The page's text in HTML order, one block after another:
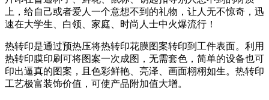
上，给自己或者爱人一个意想不到的礼物，让人无不惊奇，迅
速在大学生、白领、家庭、时尚人士中火爆流行！
热转印是通过预热压将热转印花膜图案转印到工件表面。利用
热转印膜印刷可将图案一次成图，无需套色，简单的设备也可
印出逼真的图案，且色彩鲜艳、亮泽、画面栩栩如生。热转印
工艺极富装饰价值，可使产品附加值大增。